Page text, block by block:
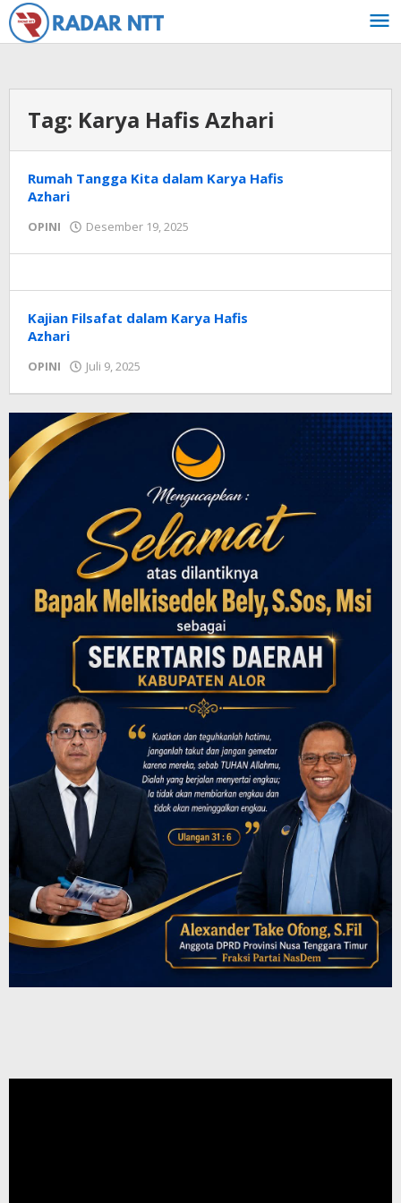
Lewati
ke
konten
Tag: Karya Hafis Azhari
Rumah Tangga Kita dalam Karya Hafis
Azhari
OPINI Desember 19, 2025
NTT
Kajian Filsafat dalam Karya Hafis
Azhari
OPINI Juli 9, 2025
NTT